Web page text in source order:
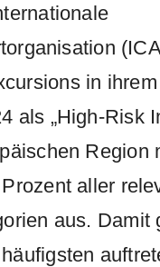
in
als „High-Risk
Region
aller
aus. Damit